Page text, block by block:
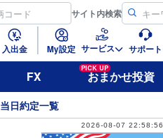
サイト内検索
入出金 My設定 サービス サポート
FX
PICK UP
おまかせ投資
当日約定一覧
2026-08-07 22:58:56